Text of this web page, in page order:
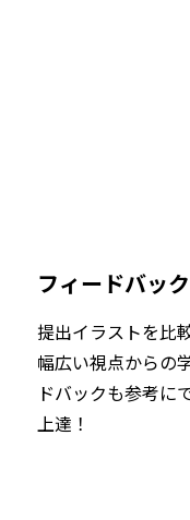
フィードバッ
提出イラストを比
幅広い視点からの
ドバックも参考に
上達！